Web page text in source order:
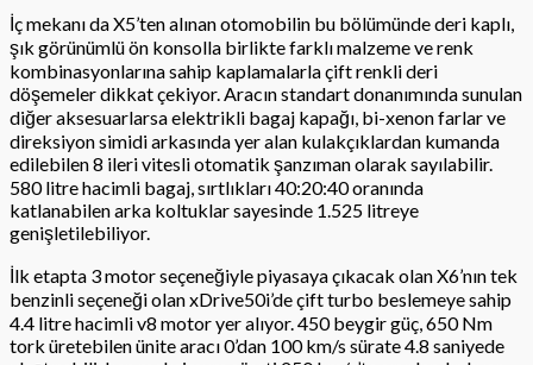
İç mekanı da X5’ten alınan otomobilin bu bölümünde deri kaplı,
şık görünümlü ön konsolla birlikte farklı malzeme ve renk
kombinasyonlarına sahip kaplamalarla çift renkli deri
döşemeler dikkat çekiyor. Aracın standart donanımında sunulan
diğer aksesuarlarsa elektrikli bagaj kapağı, bi-xenon farlar ve
direksiyon simidi arkasında yer alan kulakçıklardan kumanda
edilebilen 8 ileri vitesli otomatik şanzıman olarak sayılabilir.
580 litre hacimli bagaj, sırtlıkları 40:20:40 oranında
katlanabilen arka koltuklar sayesinde 1.525 litreye
genişletilebiliyor.
İlk etapta 3 motor seçeneğiyle piyasaya çıkacak olan X6’nın tek
benzinli seçeneği olan xDrive50i’de çift turbo beslemeye sahip
4.4 litre hacimli v8 motor yer alıyor. 450 beygir güç, 650 Nm
tork üretebilen ünite aracı 0’dan 100 km/s sürate 4.8 saniyede